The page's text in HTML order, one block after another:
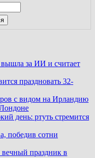
за ИИ и считает
праздновать 32-
с видом на Ирландию
день: ртуть стремится
победив сотни
праздник в